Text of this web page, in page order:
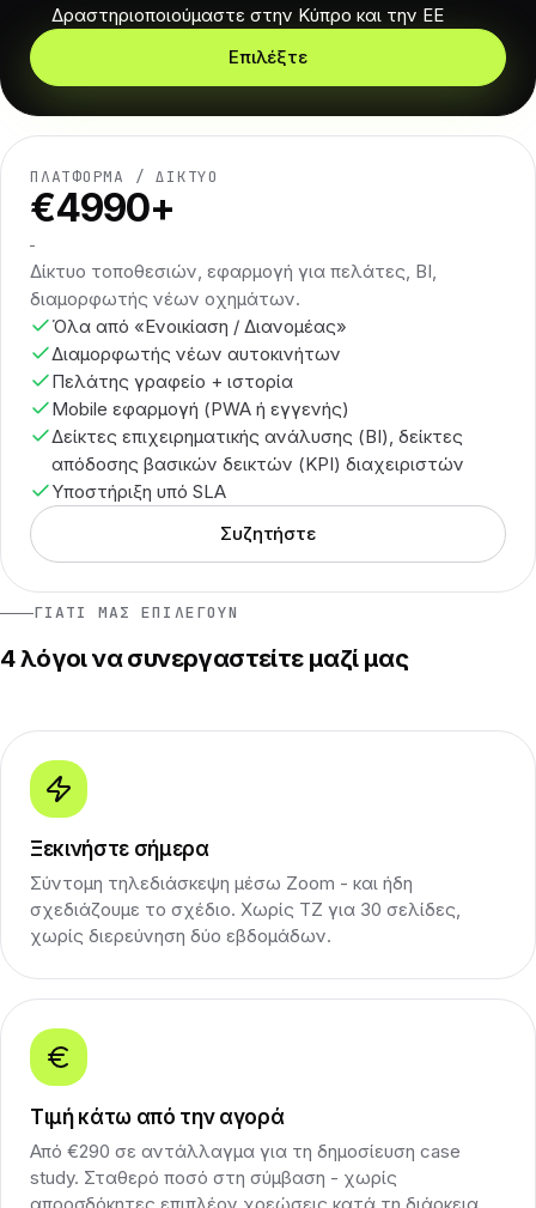
Δραστηριοποιούμαστε στην Κύπρο και την ΕΕ
Επιλέξτε
ΠΛΑΤΦΌΡΜΑ / ΔΊΚΤΥΟ
€4990+
Δίκτυο τοποθεσιών, εφαρμογή για πελάτες, BI,
διαμορφωτής νέων οχημάτων.
Όλα από «Ενοικίαση / Διανομέας»
Διαμορφωτής νέων αυτοκινήτων
Πελάτης γραφείο + ιστορία
Mobile εφαρμογή (PWA ή εγγενής)
Δείκτες επιχειρηματικής ανάλυσης (BI), δείκτες
απόδοσης βασικών δεικτών (KPI) διαχειριστών
Υποστήριξη υπό SLA
Συζητήστε
ΓΙΑΤΊ ΜΑΣ ΕΠΙΛΈΓΟΥΝ
4 λόγοι να συνεργαστείτε μαζί μας
Ξεκινήστε σήμερα
Σύντομη τηλεδιάσκεψη μέσω Zoom - και ήδη
σχεδιάζουμε το σχέδιο. Χωρίς ΤΖ για 30 σελίδες,
χωρίς διερεύνηση δύο εβδομάδων.
Τιμή κάτω από την αγορά
Από €290 σε αντάλλαγμα για τη δημοσίευση case
study. Σταθερό ποσό στη σύμβαση - χωρίς